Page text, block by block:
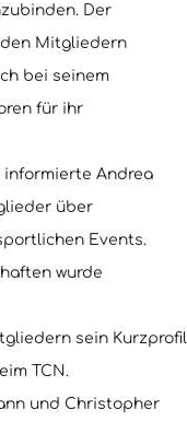
Der
Mitgliedern
bei seinem
für ihr
informierte Andrea
über
Events.
wurde
sein Kurzprofil
TCN.
und Christopher